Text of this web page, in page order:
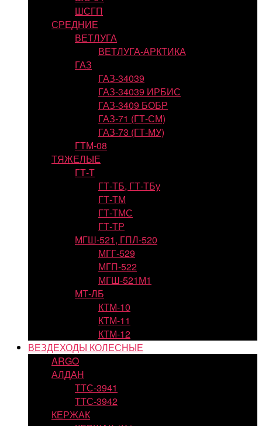
ШСГП
СРЕДНИЕ
ВЕТЛУГА
ВЕТЛУГА-АРКТИКА
ГАЗ
ГАЗ-34039
ГАЗ-34039 ИРБИС
ГАЗ-3409 БОБР
ГАЗ-71 (ГТ-СМ)
ГАЗ-73 (ГТ-МУ)
ГТМ-08
ТЯЖЕЛЫЕ
ГТ-Т
ГТ-ТБ, ГТ-ТБу
ГТ-ТМ
ГТ-ТМС
ГТ-ТР
МГШ-521, ГПЛ-520
МГГ-529
МГП-522
МГШ-521М1
МТ-ЛБ
КТМ-10
КТМ-11
КТМ-12
ВЕЗДЕХОДЫ КОЛЕСНЫЕ
ARGO
АЛДАН
ТТС-3941
ТТС-3942
КЕРЖАК